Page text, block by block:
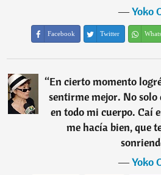
―Yoko
Facebook Twitter
“En cierto momento
sentirme mejor. No solo
en todo mi cuerpo. Caí
me hacía bien, que
―Yoko